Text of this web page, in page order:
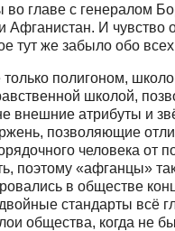
во главе с генералом
Афганистан. И чувство
тут же забыло обо
полигоном,
школой,
внешние атрибуты и
позволяющие
человека от
поэтому «афганцы»
в обществе
стандарты всё
общества, когда не